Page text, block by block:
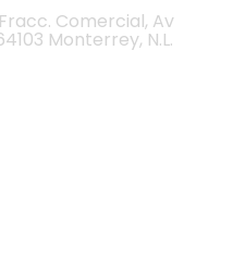
Comercial, Av
Monterrey, N.L.